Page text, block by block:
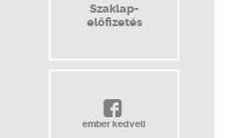
Szaklap-
előfizetés
ember kedveli